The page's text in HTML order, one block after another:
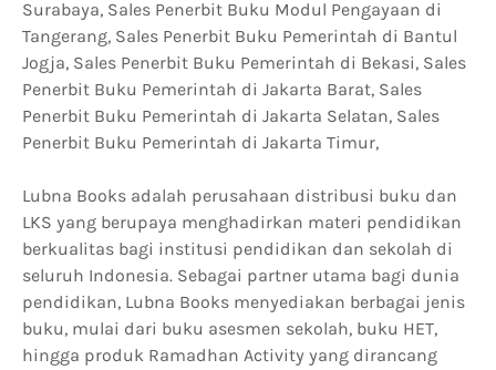
Surabaya, Sales Penerbit Buku Modul Pengayaan di
Tangerang, Sales Penerbit Buku Pemerintah di Bantul
Jogja, Sales Penerbit Buku Pemerintah di Bekasi, Sales
Penerbit Buku Pemerintah di Jakarta Barat, Sales
Penerbit Buku Pemerintah di Jakarta Selatan, Sales
Penerbit Buku Pemerintah di Jakarta Timur,
Lubna Books adalah perusahaan distribusi buku dan
LKS yang berupaya menghadirkan materi pendidikan
berkualitas bagi institusi pendidikan dan sekolah di
seluruh Indonesia. Sebagai partner utama bagi dunia
pendidikan, Lubna Books menyediakan berbagai jenis
buku, mulai dari buku asesmen sekolah, buku HET,
hingga produk Ramadhan Activity yang dirancang